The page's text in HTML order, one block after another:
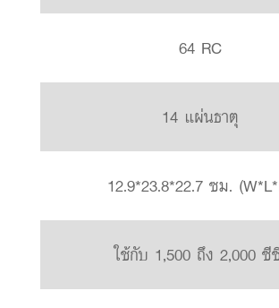
64 RC
14 แผ่นธาตุ
12.9*23.8*22.7 ซม.
ใช้กับ 1,500 ถึง 2,000 ซี